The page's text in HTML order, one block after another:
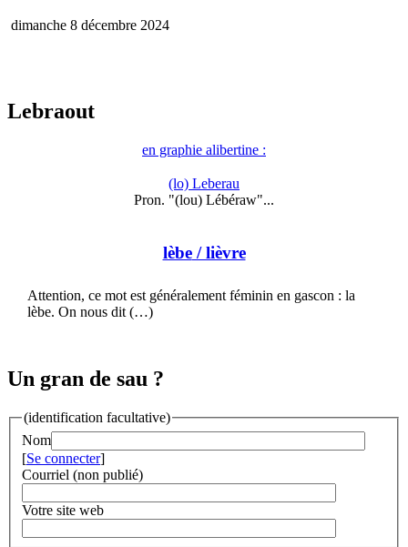
dimanche 8 décembre 2024
Lebraout
en graphie alibertine :
(lo) Leberau
Pron. "(lou) Lébéraw"...
lèbe/ lièvre
Attention, ce mot est généralement féminin en gascon : la
lèbe. On nous dit (…)
Un gran de sau ?
(identification facultative)
Nom
[Se connecter]
Courriel (non publié)
Votre site web